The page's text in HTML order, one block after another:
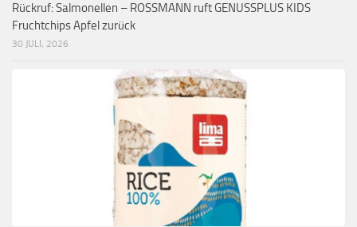
Rückruf: Salmonellen – ROSSMANN ruft GENUSSPLUS KIDS
Fruchtchips Apfel zurück
30 JULI, 2026